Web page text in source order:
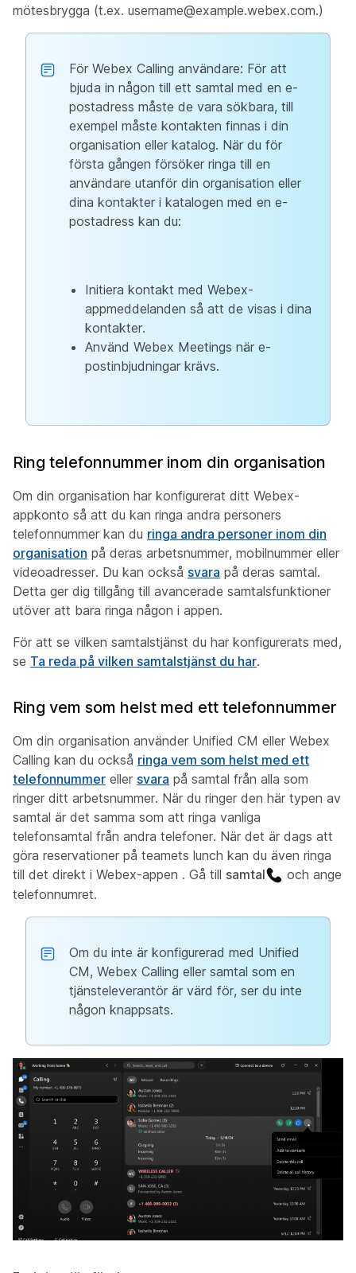
mötesbrygga (t.ex. username@example.webex.com.)
För Webex Calling användare: För att
bjuda in någon till ett samtal med en e-
postadress måste de vara sökbara, till
exempel måste kontakten finnas i din
organisation eller katalog. När du för
första gången försöker ringa till en
användare utanför din organisation eller
dina kontakter i katalogen med en e-
postadress kan du:
Initiera kontakt med Webex-
appmeddelanden så att de visas i dina
kontakter.
Använd Webex Meetings när e-
postinbjudningar krävs.
Ring telefonnummer inom din organisation
Om din organisation har konfigurerat ditt Webex-
appkonto så att du kan ringa andra personers
telefonnummer kan du ringa andra personer inom din
organisation på deras arbetsnummer, mobilnummer eller
videoadresser. Du kan också svara på deras samtal.
Detta ger dig tillgång till avancerade samtalsfunktioner
utöver att bara ringa någon i appen.
För att se vilken samtalstjänst du har konfigurerats med,
se Ta reda på vilken samtalstjänst du har.
Ring vem som helst med ett telefonnummer
Om din organisation använder Unified CM eller Webex
Calling kan du också ringa vem som helst med ett
telefonnummer eller svara på samtal från alla som
ringer ditt arbetsnummer. När du ringer den här typen av
samtal är det samma som att ringa vanliga
telefonsamtal från andra telefoner. När det är dags att
göra reservationer på teamets lunch kan du även ringa
till det direkt i Webex-appen . Gå till samtal
och ange
telefonnumret.
Om du inte är konfigurerad med Unified
CM, Webex Calling eller samtal som en
tjänsteleverantör är värd för, ser du inte
någon knappsats.